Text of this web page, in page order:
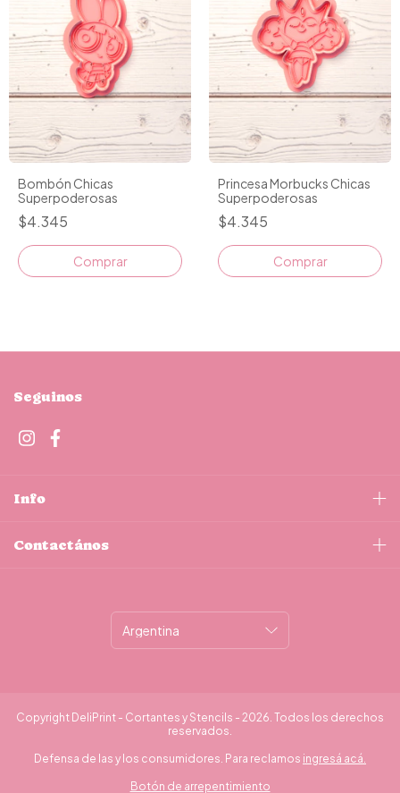
Bombón Chicas
Superpoderosas
$4.345
Comprar
Princesa Morbucks Chicas
Superpoderosas
$4.345
Comprar
Seguinos
Info
Contactános
Copyright DeliPrint - Cortantes y Stencils - 2026. Todos los derechos
reservados.
Defensa de las y los consumidores. Para reclamos ingresá acá.
Botón de arrepentimiento